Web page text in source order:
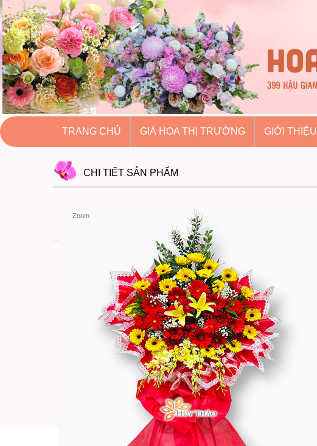
hoatuoihuythao.com
hoatuoihuythao.com
//hoatuoihuythao.com/
TRANG CHỦ GIÁ HOA THỊ TRƯỜNG GIỚI THIỆU
CHI TIẾT SẢN PHẨM
Zoom